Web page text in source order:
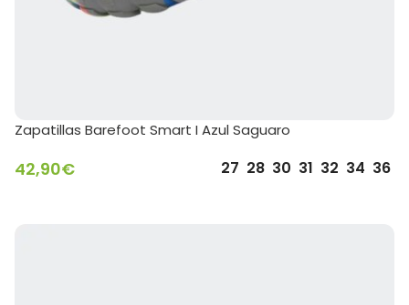
Zapatillas Barefoot Smart I Azul Saguaro
42,90€ 27 28 30 31 32 34 36